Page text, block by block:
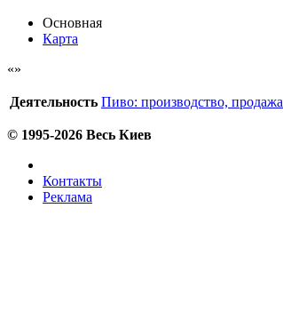
Основная
Карта
Деятельность Пиво: производство, продажа
© 1995-2026 Весь Киев
Контакты
Реклама